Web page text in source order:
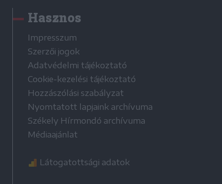
Hasznos
Impresszum
Szerzői jogok
Adatvédelmi tájékoztató
Cookie-kezelési tájékoztató
Hozzászólási szabályzat
Nyomtatott lapjaink archívuma
Székely Hírmondó archívuma
Médiaajánlat
Látogatottsági adatok